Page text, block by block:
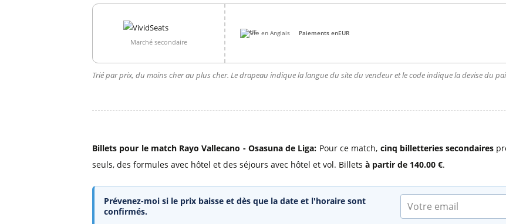
Marché secondaire
Site en Anglais Paiements enEUR
Trié par prix, du moins cher au plus cher. Le drapeau indique la langue du site du vendeur et le code indique la devise du
Billets pour le match Rayo Vallecano - Osasuna de Liga: Pour ce match, cinq billetteries secondaires
seuls, des formules avec hôtel et des séjours avec hôtel et vol. Billets à partir de 140.00 €.
Prévenez-moi si le prix baisse et dès que la date et l'horaire sont
confirmés.